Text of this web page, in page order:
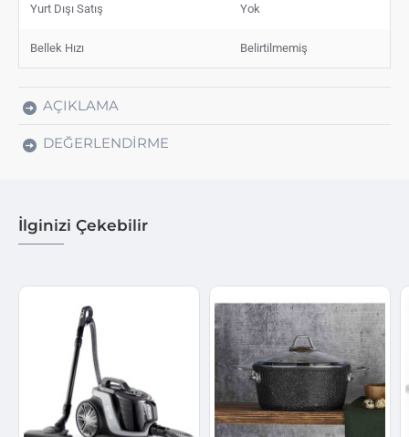
Yurt Dışı Satış Yok
Bellek Hızı Belirtilmemiş
AÇIKLAMA
DEĞERLENDIRME
İlginizi Çekebilir